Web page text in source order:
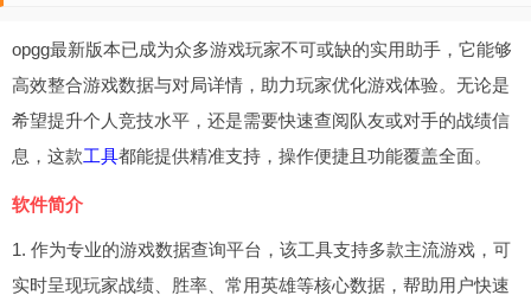
opgg最新版本已成为众多游戏玩家不可或缺的实用助手，它能够
高效整合游戏数据与对局详情，助力玩家优化游戏体验。无论是
希望提升个人竞技水平，还是需要快速查阅队友或对手的战绩信
息，这款工具都能提供精准支持，操作便捷且功能覆盖全面。
软件简介
1. 作为专业的游戏数据查询平台，该工具支持多款主流游戏，可
实时呈现玩家战绩、胜率、常用英雄等核心数据，帮助用户快速